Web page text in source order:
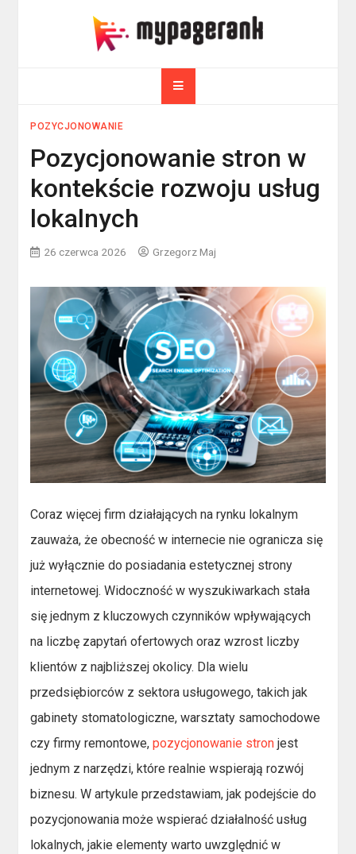
myPageRank.pl
POZYCJONOWANIE
Pozycjonowanie stron w
kontekście rozwoju usług
lokalnych
26 czerwca 2026 Grzegorz Maj
Coraz więcej firm działających na rynku lokalnym
zauważa, że obecność w internecie nie ogranicza się
już wyłącznie do posiadania estetycznej strony
internetowej. Widoczność w wyszukiwarkach stała
się jednym z kluczowych czynników wpływających
na liczbę zapytań ofertowych oraz wzrost liczby
klientów z najbliższej okolicy. Dla wielu
przedsiębiorców z sektora usługowego, takich jak
gabinety stomatologiczne, warsztaty samochodowe
czy firmy remontowe,pozycjonowanie stron jest
jednym z narzędzi, które realnie wspierają rozwój
biznesu. W artykule przedstawiam, jak podejście do
pozycjonowania może wspierać działalność usług
lokalnych, jakie elementy warto uwzględnić w